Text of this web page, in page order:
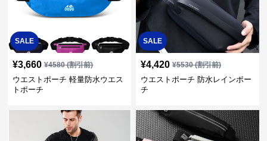
SALE
¥3,660 ¥4580(割引前)
ウエストポーチ 軽量防水ウエス
トポーチ
SALE
¥4,420 ¥5530(割引前)
ウエストポーチ 防水レインポー
チ